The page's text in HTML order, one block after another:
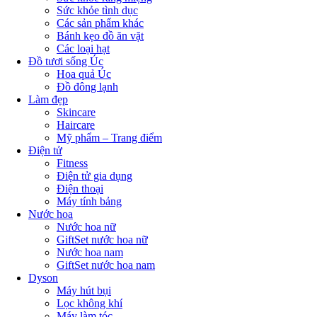
Sức khỏe tình dục
Các sản phẩm khác
Bánh kẹo đồ ăn vặt
Các loại hạt
Đồ tươi sống Úc
Hoa quả Úc
Đồ đông lạnh
Làm đẹp
Skincare
Haircare
Mỹ phẩm – Trang điểm
Điện tử
Fitness
Điện tử gia dụng
Điện thoại
Máy tính bảng
Nước hoa
Nước hoa nữ
GiftSet nước hoa nữ
Nước hoa nam
GiftSet nước hoa nam
Dyson
Máy hút bụi
Lọc không khí